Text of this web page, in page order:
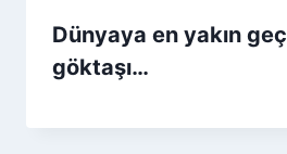
Dünyaya en yakın
göktaşı…